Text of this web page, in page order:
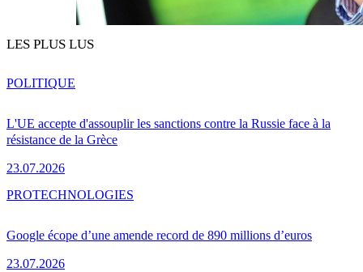
LES PLUS LUS
L'UE accepte d'assouplir les sanctions contre la Russie face à la
résistance de la Grèce
23.07.2026
POLITIQUE
Google écope d’une amende record de 890 millions d’euros
23.07.2026
PROTECHNOLOGIES